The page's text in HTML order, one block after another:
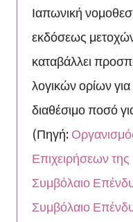
Ιαπωνική
εκδόσεως
καταβάλλει
λογικών ορίων
διαθέσιμο ποσό
(Πηγή:
Επιχειρήσεων
Συμβόλαιο
Συμβόλαιο